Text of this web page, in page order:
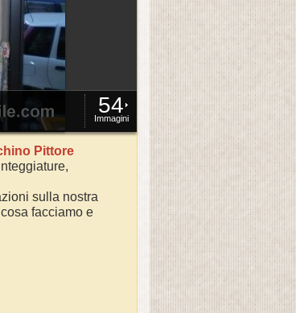
54
Immagini
Pittore
sulla nostra
facciamo e